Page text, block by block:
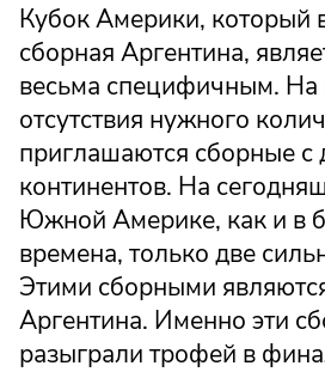
Кубок Америки, который
сборная Аргентина,
весьма специфичным. На
отсутствия нужного
приглашаются сборные с
континентов. На
Южной Америке, как и в
времена, только две
Этими сборными
Аргентина. Именно эти
разыграли трофей в